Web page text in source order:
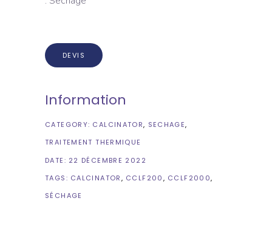
DEVIS
Information
CATEGORY: CALCINATOR SECHAGE
TRAITEMENT THERMIQUE
DATE: 22 DÉCEMBRE 2022
TAGS: CALCINATOR CCLF200
CCLF2000
SÉCHAGE